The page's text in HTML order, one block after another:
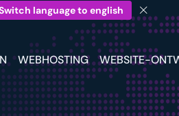
language to english
WEBHOSTING WEBSITE-